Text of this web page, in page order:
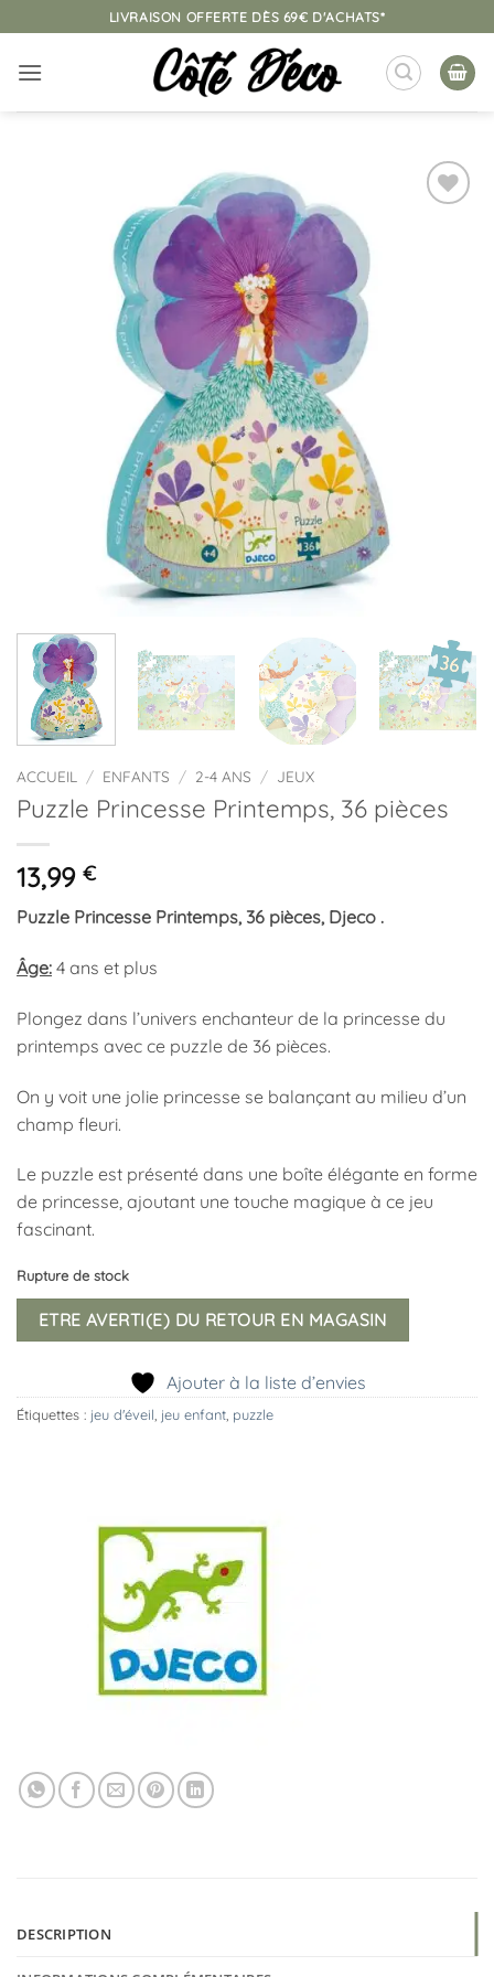
au
contenu
LIVRAISON OFFERTE DÈS 69€ D'ACHATS*
ACCUEIL / ENFANTS / 2-4 ANS / JEUX
Puzzle Princesse Printemps, 36 pièces
13,99 €
Puzzle Princesse Printemps, 36 pièces, Djeco .
Âge: 4 ans et plus
Plongez dans l’univers enchanteur de la princesse du
printemps avec ce puzzle de 36 pièces.
On y voit une jolie princesse se balançant au milieu d’un
champ fleuri.
Le puzzle est présenté dans une boîte élégante en forme
de princesse, ajoutant une touche magique à ce jeu
fascinant.
Rupture de stock
ETRE AVERTI(E) DU RETOUR EN MAGASIN
Ajouter à la liste d’envies
Étiquettes : jeu d'éveil, jeu enfant, puzzle
DESCRIPTION